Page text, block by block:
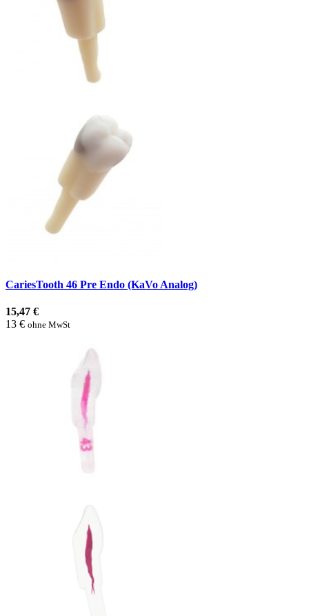
CariesTooth 46 Pre Endo (KaVo Analog)
15,47 €
13 € ohne MwSt